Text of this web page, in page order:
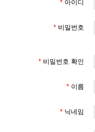
* 아이디
* 비밀번호
* 비밀번호 확인
* 이름
* 닉네임